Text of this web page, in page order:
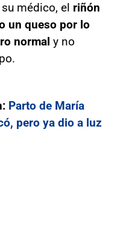
médico, el riñón
un queso por lo
normal y no
Parto de María
pero ya dio a luz